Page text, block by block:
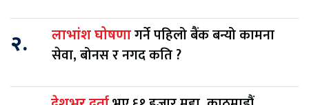
२. लाभांश घोषणागर्ने पहिलो बैंक बन्यो कामना
सेवा, बोनस र नगद कति ?